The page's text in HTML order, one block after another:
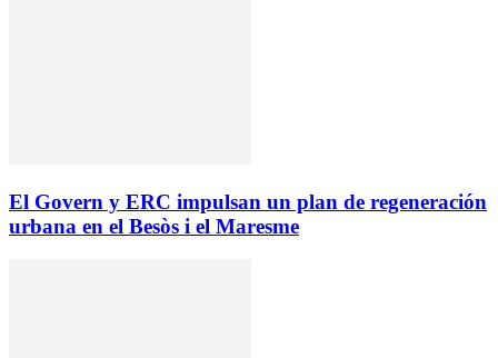
El Govern y ERC impulsan un plan de regeneración
urbana en el Besòs i el Maresme